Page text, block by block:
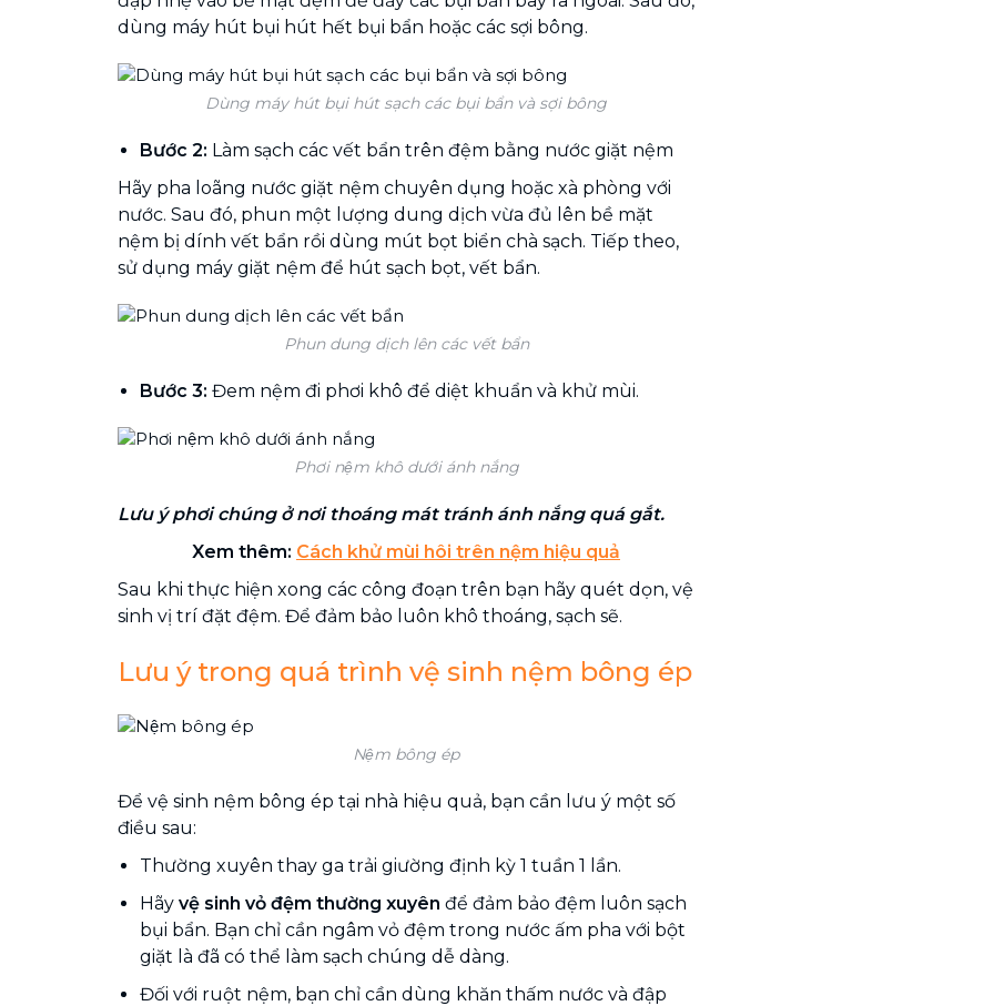
dùng máy hút bụi hút hết bụi bẩn hoặc các sợi bông.
Dùng máy hút bụi hút sạch các bụi bẩn và sợi bông
Bước 2: Làm sạch các vết bẩn trên đệm bằng nước giặt nệm
Hãy pha loãng nước giặt nệm chuyên dụng hoặc xà phòng với
nước. Sau đó, phun một lượng dung dịch vừa đủ lên bề mặt
nệm bị dính vết bẩn rồi dùng mút bọt biển chà sạch. Tiếp theo,
sử dụng máy giặt nệm để hút sạch bọt, vết bẩn.
Phun dung dịch lên các vết bẩn
Bước 3: Đem nệm đi phơi khô để diệt khuẩn và khử mùi.
Phơi nệm khô dưới ánh nắng
Lưu ý phơi chúng ở nơi thoáng mát tránh ánh nắng quá gắt.
Xem thêm: Cách khử mùi hôi trên nệm hiệu quả
Sau khi thực hiện xong các công đoạn trên bạn hãy quét dọn, vệ
sinh vị trí đặt đệm. Để đảm bảo luôn khô thoáng, sạch sẽ.
Lưu ý trong quá trình vệ sinh nệm bông ép
Nệm bông ép
Để vệ sinh nệm bông ép tại nhà hiệu quả, bạn cần lưu ý một số
điều sau:
Thường xuyên thay ga trải giường định kỳ 1 tuần 1 lần.
Hãy vệ sinh vỏ đệm thường xuyên để đảm bảo đệm luôn sạch
bụi bẩn. Bạn chỉ cần ngâm vỏ đệm trong nước ấm pha với bột
giặt là đã có thể làm sạch chúng dễ dàng.
Đối với ruột nệm, bạn chỉ cần dùng khăn thấm nước và đập